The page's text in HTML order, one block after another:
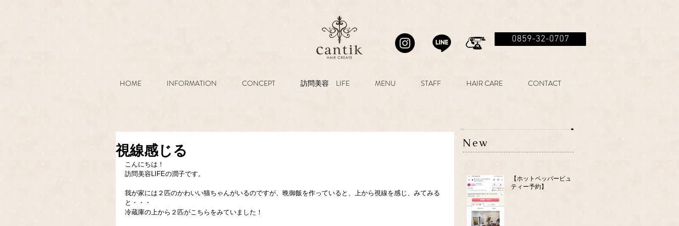
0859-32-0707
HOME INFORMATION CONCEPT 訪問美容 LIFE MENU STAFF HAIR CARE CONTACT
視線感じる
こんにちは！
訪問美容LIFEの潤子です。
我が家には２匹のかわいい猫ちゃんがいるのですが、晩御飯を作っていると、上から視線を感じ、みてみる
と・・・
冷蔵庫の上から２匹がこちらをみていました！
New
【ホットペッパービュー
ティー予約】